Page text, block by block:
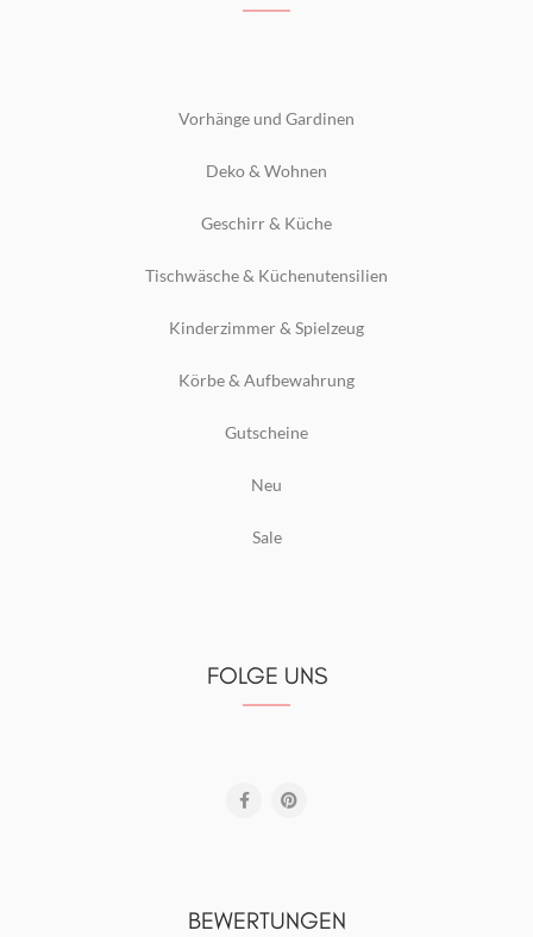
Vorhänge und Gardinen
Deko & Wohnen
Geschirr & Küche
Tischwäsche & Küchenutensilien
Kinderzimmer & Spielzeug
Körbe & Aufbewahrung
Gutscheine
Neu
Sale
FOLGE UNS
BEWERTUNGEN